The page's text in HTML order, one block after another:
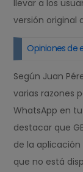
llevar a los
versión original
Opiniones de
Según Juan
varias razones
WhatsApp en
destacar que
de la
que no está